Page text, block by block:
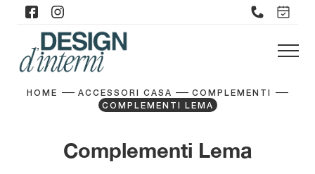
HOME ACCESSORI CASA
COMPLEMENTI
COMPLEMENTI LEMA
Complementi Lema